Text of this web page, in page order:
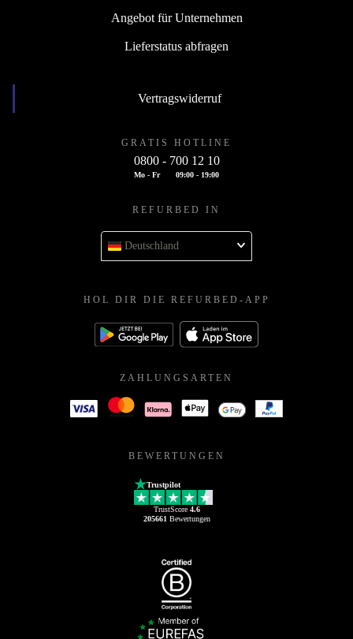
Angebot für Unternehmen
Lieferstatus abfragen
Vertragswiderruf
GRATIS HOTLINE
0800 - 700 12 10
Mo - Fr 09:00 - 19:00
REFURBED IN
Deutschland
HOL DIR DIE REFURBED-APP
ZAHLUNGSARTEN
BEWERTUNGEN
Trustpilot
TrustScore 4.6
205661 Bewertungen